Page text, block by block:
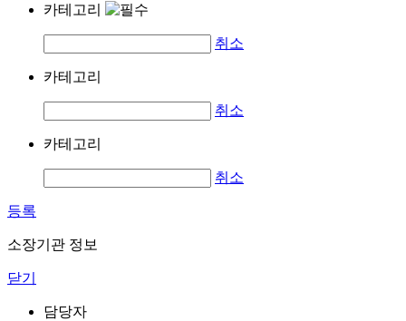
카테고리
취소
카테고리
취소
카테고리
취소
등록
소장기관 정보
닫기
담당자